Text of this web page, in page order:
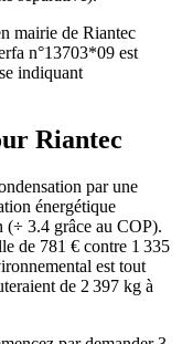
mairie de Riantec
n°13703*09 est
indiquant
Riantec
par une
énergétique
(÷ 3.4 grâce au COP).
de 781 € contre 1 335
est tout
de 2 397 kg à